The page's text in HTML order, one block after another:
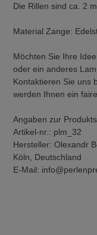
Die Rillen sind ca. 2
Material Zange:
Möchten Sie Ihre
oder ein anderes
Kontaktieren Sie uns
werden Ihnen ein
Angaben zur
Artikel-nr.: plm_32
Hersteller: Olexandr
Köln, Deutschland
E-Mail: